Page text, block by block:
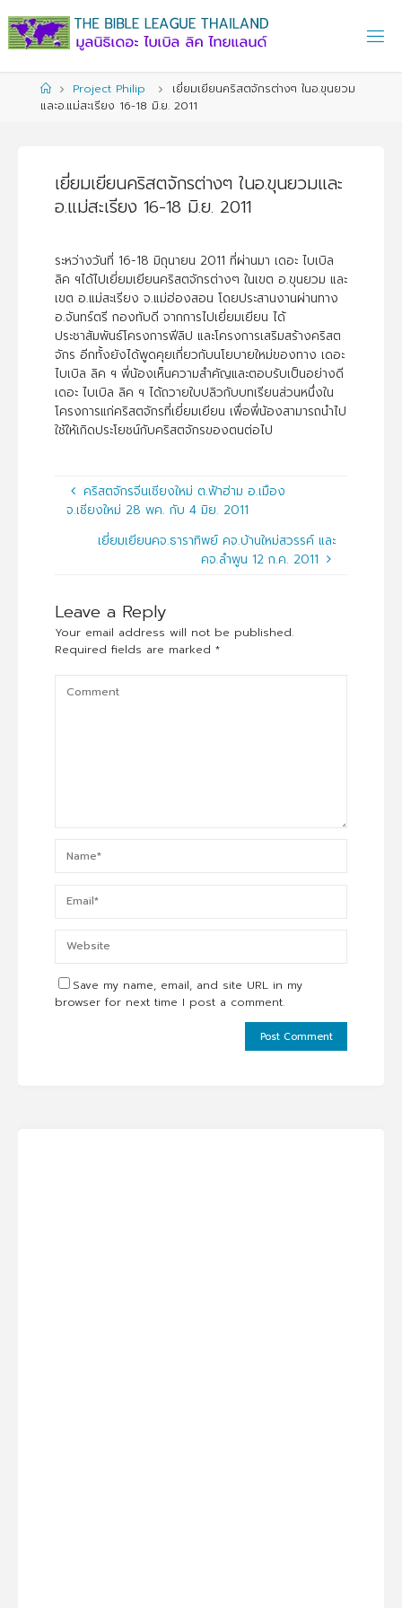
to
content
HomeProject Philip
เยี่ยมเยียนคริสตจักรต่างๆ ในอ.ขุนยวม
และอ.แม่สะเรียง 16-18 มิ.ย. 2011
เยี่ยมเยียนคริสตจักรต่างๆ ในอ.ขุนยวมและ
อ.แม่สะเรียง 16-18 มิ.ย. 2011
ระหว่างวันที่ 16-18 มิถุนายน 2011 ที่ผ่านมา เดอะ ไบเบิล
ลิค ฯได้ไปเยี่ยมเยียนคริสตจักรต่างๆ ในเขต อ.ขุนยวม และ
เขต อ.แม่สะเรียง จ.แม่ฮ่องสอน โดยประสานงานผ่านทาง
อ.จันทร์ตรี กองทับดี จากการไปเยี่ยมเยียน ได้
ประชาสัมพันธ์โครงการฟีลิป และโครงการเสริมสร้างคริสต
จักร อีกทั้งยังได้พูดคุยเกี่ยวกับนโยบายใหม่ของทาง เดอะ
ไบเบิล ลิค ฯ พี่น้องเห็นความสำคัญและตอบรับเป็นอย่างดี
เดอะ ไบเบิล ลิค ฯ ได้ถวายใบปลิวกับบทเรียนส่วนหนึ่งใน
โครงการแก่คริสตจักรที่เยี่ยมเยียน เพื่อพี่น้องสามารถนำไป
ใช้ให้เกิดประโยชน์กับคริสตจักรของตนต่อไป
คริสตจักรจีนเชียงใหม่ ต.ฟ้าฮ่าม อ.เมือง
จ.เชียงใหม่ 28 พค. กับ 4 มิย. 2011
เยี่ยมเยียนคจ.ธาราทิพย์ คจ.บ้านใหม่สวรรค์ และ
คจ.ลำพูน 12 ก.ค. 2011
Leave a Reply
Your email address will not be published.
Required fields are marked *
Save my name, email, and site URL in my
browser for next time I post a comment.